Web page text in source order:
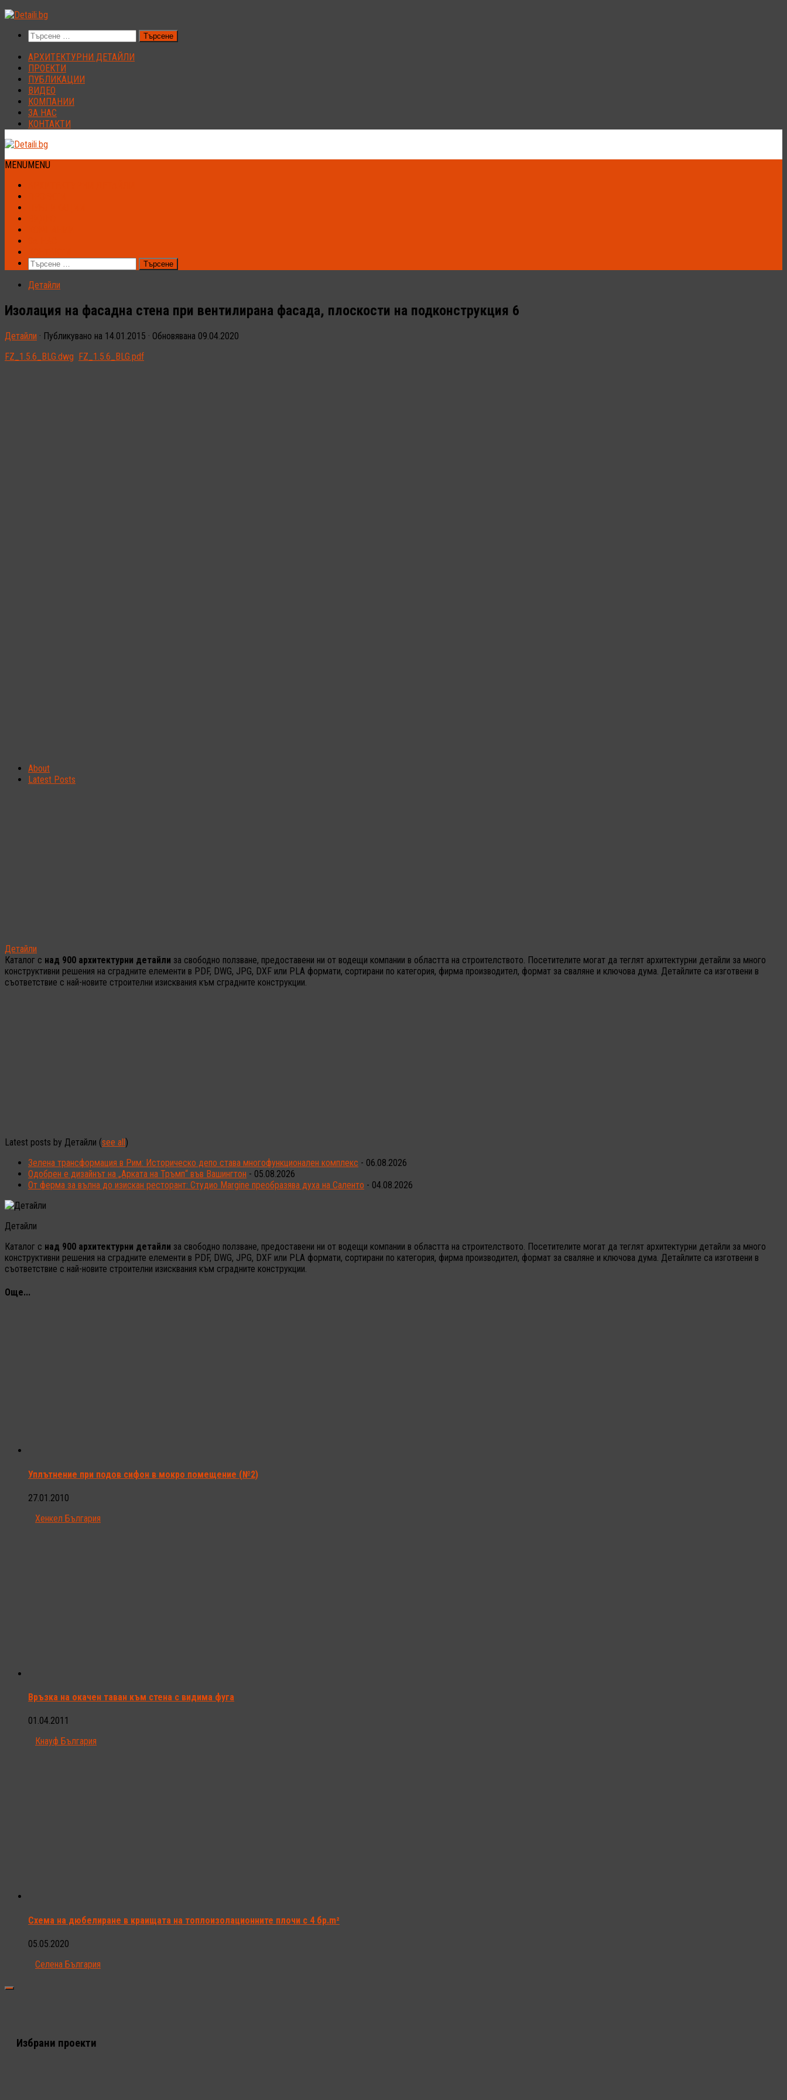
Към
Търсене
за:
АРХИТЕКТУРНИ ДЕТАЙЛИ
ПРОЕКТИ
ПУБЛИКАЦИИ
ВИДЕО
КОМПАНИИ
ЗА НАС
КОНТАКТИ
MENUMENU
Търсене
за:
Детайли
Изолация на фасадна стена при вентилирана фасада, плоскости на подконструкция 6
Детайли · Публикувано на 14.01.2015 · Обновявана 09.04.2020
FZ_1.5.6_BLG.dwg FZ_1.5.6_BLG.pdf
About
Latest Posts
Детайли
Каталог с над 900 архитектурни детайли за свободно ползване, предоставени ни от водещи компании в областта на строителството. Посетителите могат да теглят архитектурни детайли за много
конструктивни решения на сградните елементи в PDF, DWG, JPG, DXF или PLA формати, сортирани по категория, фирма производител, формат за сваляне и ключова дума. Детайлите са изготвени в
съответствие с най-новите строителни изисквания към сградните конструкции.
Latest posts by Детайли (see all)
Зелена трансформация в Рим: Историческо депо става многофункционален комплекс - 06.08.2026
Одобрен е дизайнът на „Арката на Тръмп“ във Вашингтон - 05.08.2026
От ферма за вълна до изискан ресторант: Студио Margine преобразява духа на Саленто - 04.08.2026
Детайли
Каталог с над 900 архитектурни детайли за свободно ползване, предоставени ни от водещи компании в областта на строителството. Посетителите могат да теглят архитектурни детайли за много
конструктивни решения на сградните елементи в PDF, DWG, JPG, DXF или PLA формати, сортирани по категория, фирма производител, формат за сваляне и ключова дума. Детайлите са изготвени в
съответствие с най-новите строителни изисквания към сградните конструкции.
Още...
Уплътнение при подов сифон в мокро помещение (№2)
27.01.2010
Хенкел България
Връзка на окачен таван към стена с видима фуга
01.04.2011
Кнауф България
Схема на дюбелиране в краищата на топлоизолационните плочи с 4 бр.m²
05.05.2020
Селена България
Избрани проекти